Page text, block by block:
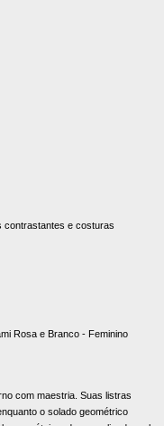
contrastantes e costuras
Rosa e Branco - Feminino
com maestria. Suas listras
o solado geométrico